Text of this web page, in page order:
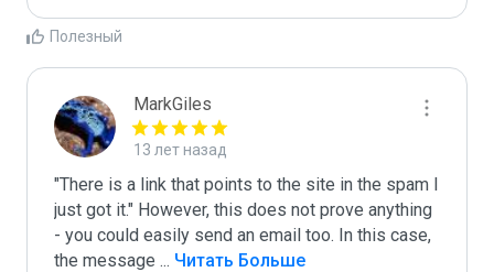
Полезный
MarkGiles
13 лет назад
"There is a link that points to the site in the spam I
just got it." However, this does not prove anything
- you could easily send an email too. In this case,
the message ... Читать Больше